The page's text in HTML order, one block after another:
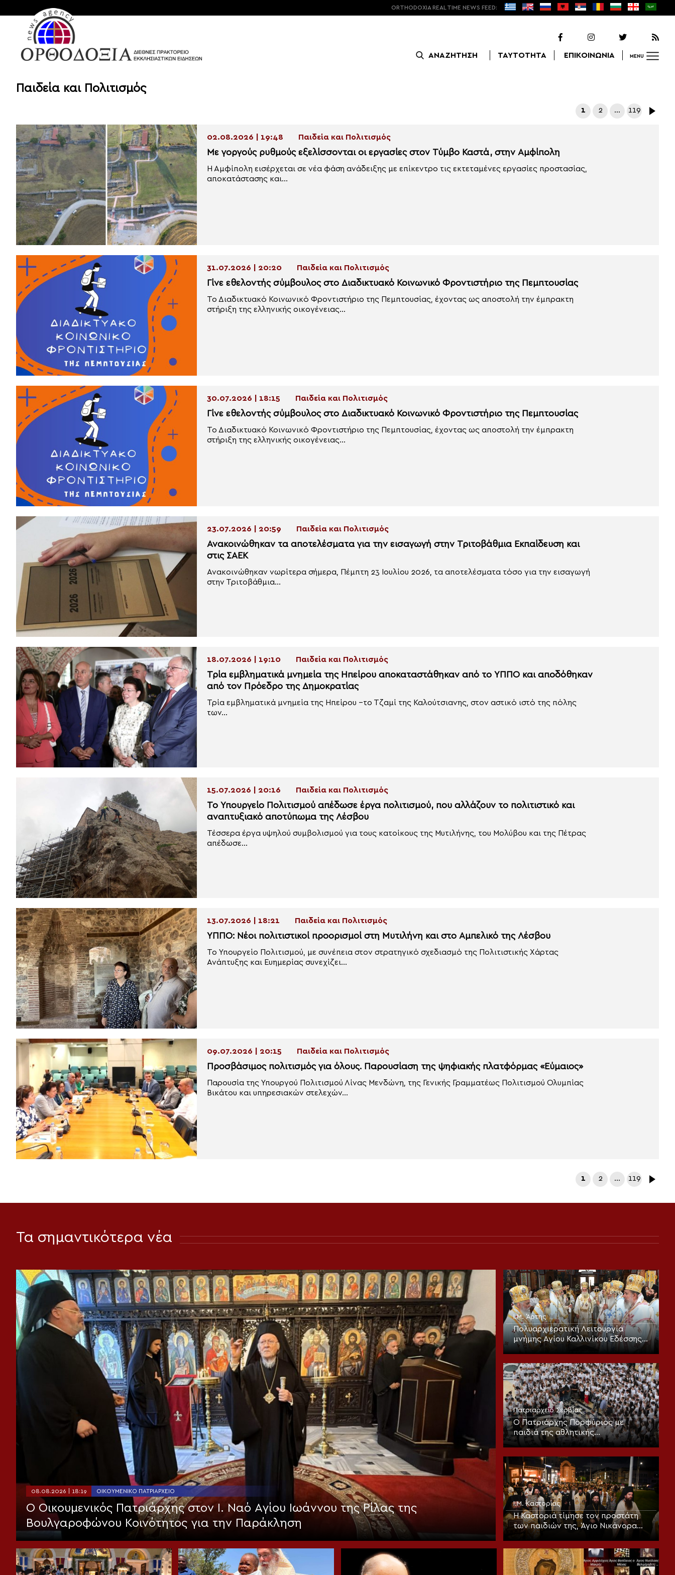
ORTHODOXIA REAL TIME NEWS FEED:
ΑΝΑΖΗΤΗΣΗ ΤΑΥΤΟΤΗΤΑ ΕΠΙΚΟΙΝΩΝΙΑ MENU
Παιδεία και Πολιτισμός
1 2 … 119
02.08.2026 | 19:48 Παιδεία και Πολιτισμός
Με γοργούς ρυθμούς εξελίσσονται οι εργασίες στον Τύμβο Καστά, στην Αμφίπολη
Η Αμφίπολη εισέρχεται σε νέα φάση ανάδειξης με επίκεντρο τις εκτεταμένες εργασίες προστασίας,
αποκατάστασης και...
31.07.2026 | 20:20 Παιδεία και Πολιτισμός
Γίνε εθελοντής σύμβουλος στο Διαδικτυακό Κοινωνικό Φροντιστήριο της Πεμπτουσίας
Το Διαδικτυακό Κοινωνικό Φροντιστήριο της Πεμπτουσίας, έχοντας ως αποστολή την έμπρακτη
στήριξη της ελληνικής οικογένειας...
30.07.2026 | 18:15 Παιδεία και Πολιτισμός
Γίνε εθελοντής σύμβουλος στο Διαδικτυακό Κοινωνικό Φροντιστήριο της Πεμπτουσίας
Το Διαδικτυακό Κοινωνικό Φροντιστήριο της Πεμπτουσίας, έχοντας ως αποστολή την έμπρακτη
στήριξη της ελληνικής οικογένειας...
23.07.2026 | 20:59 Παιδεία και Πολιτισμός
Ανακοινώθηκαν τα αποτελέσματα για την εισαγωγή στην Τριτοβάθμια Εκπαίδευση και
στις ΣΑΕΚ
Ανακοινώθηκαν νωρίτερα σήμερα, Πέμπτη 23 Ιουλίου 2026, τα αποτελέσματα τόσο για την εισαγωγή
στην Τριτοβάθμια...
18.07.2026 | 19:10 Παιδεία και Πολιτισμός
Τρία εμβληματικά μνημεία της Ηπείρου αποκαταστάθηκαν από το ΥΠΠΟ και αποδόθηκαν
από τον Πρόεδρο της Δημοκρατίας
Τρία εμβληματικά μνημεία της Ηπείρου –το Τζαμί της Καλούτσιανης, στον αστικό ιστό της πόλης
των...
15.07.2026 | 20:16 Παιδεία και Πολιτισμός
Το Υπουργείο Πολιτισμού απέδωσε έργα πολιτισμού, που αλλάζουν το πολιτιστικό και
αναπτυξιακό αποτύπωμα της Λέσβου
Τέσσερα έργα υψηλού συμβολισμού για τους κατοίκους της Μυτιλήνης, του Μολύβου και της Πέτρας
απέδωσε...
13.07.2026 | 18:21 Παιδεία και Πολιτισμός
ΥΠΠΟ: Νέοι πολιτιστικοί προορισμοί στη Μυτιλήνη και στο Αμπελικό της Λέσβου
Το Υπουργείο Πολιτισμού, με συνέπεια στον στρατηγικό σχεδιασμό της Πολιτιστικής Χάρτας
Ανάπτυξης και Ευημερίας συνεχίζει...
09.07.2026 | 20:15 Παιδεία και Πολιτισμός
Προσβάσιμος πολιτισμός για όλους. Παρουσίαση της ψηφιακής πλατφόρμας «Εύμαιος»
Παρουσία της Υπουργού Πολιτισμού Λίνας Μενδώνη, της Γενικής Γραμματέως Πολιτισμού Ολυμπίας
Βικάτου και υπηρεσιακών στελεχών...
1 2 … 119
Τα σημαντικότερα νέα
08.08.2026 | 18:19 ΟΙΚΟΥΜΕΝΙΚΌ ΠΑΤΡΙΑΡΧΕΊΟ
Ο Οικουμενικός Πατριάρχης στον I. Ναό Αγίου Ιωάννου της Ρίλας της
Βουλγαροφώνου Κοινότητος για την Παράκληση
Ι.Μ. Άρτης
Πολυαρχιερατική Λειτουργία
μνήμης Αγίου Καλλινίκου Εδέσσης
και τα ονομαστήρια του
Πατριαρχείο Σερβίας
Ο Πατριάρχης Πορφύριος με
παιδιά της αθλητικής
κατασκήνωσης «Η Σερβία σε καλεί»
Ι.Μ. Καστορίας
Η Καστοριά τίμησε τον προστάτη
των παιδιών της, Άγιο Νικάνορα
τον Θαυματουργό